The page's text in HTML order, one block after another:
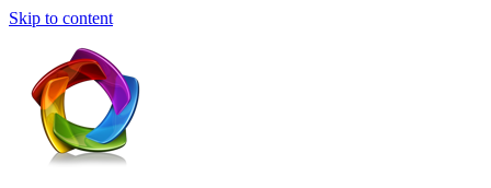
Skip to content